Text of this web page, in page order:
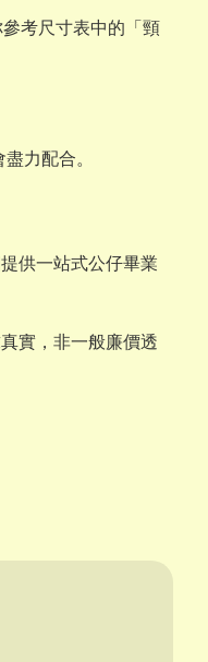
考尺寸表中的「頸
力配合。
供一站式公仔畢業
實，非一般廉價透